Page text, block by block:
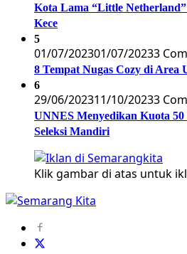
Kota Lama “Little
Kece
5
01/07/202301/07/20233
8 Tempat Nugas Cozy di Area
6
29/06/202311/10/20233
UNNES Menyedikan Kuota
Seleksi Mandiri
Klik gambar di atas untuk